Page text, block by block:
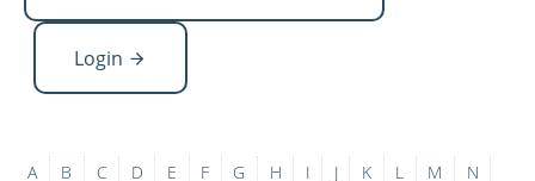
Login
A B C D E F G H I J K L M
N